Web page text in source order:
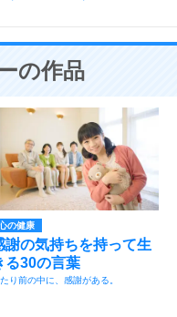
の作品
の健康
謝の気持ちを持って生
る30の言葉
り前の中に、感謝がある。